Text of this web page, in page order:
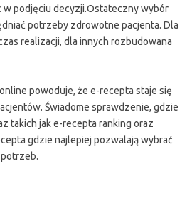
w podjęciu decyzji.Ostateczny wybór
potrzeby zdrowotne pacjenta. Dla
realizacji, dla innych rozbudowana
powoduje, że e-recepta staje się
Świadome sprawdzenie, gdzie
takich jak e-recepta ranking oraz
gdzie najlepiej pozwalają wybrać